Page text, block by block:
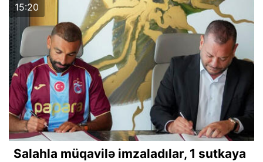
15:20
Salahla müqavilə imzaladılar, 1 sutkaya